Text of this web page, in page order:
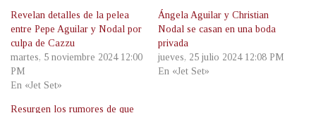
Revelan detalles de la pelea
entre Pepe Aguilar y Nodal por
culpa de Cazzu
martes, 5 noviembre 2024 12:00
PM
En «Jet Set»
Ángela Aguilar y Christian
Nodal se casan en una boda
privada
jueves, 25 julio 2024 12:08 PM
En «Jet Set»
Resurgen los rumores de que